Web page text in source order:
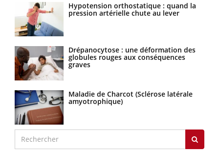
Hypotension orthostatique : quand la
pression artérielle chute au lever
Drépanocytose : une déformation des
globules rouges aux conséquences
graves
Maladie de Charcot (Sclérose latérale
amyotrophique)